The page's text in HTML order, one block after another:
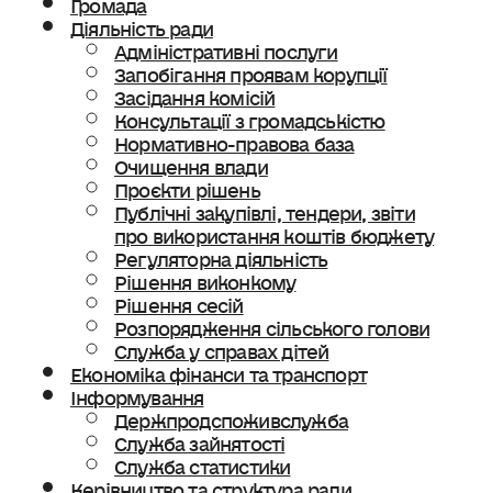
Діяльність ради
Адміністративні послуги
Запобігання проявам корупції
Засідання комісій
Консультації з громадськістю
Нормативно-правова база
Очищення влади
Проєкти рішень
Публічні закупівлі, тендери, звіти
про використання коштів бюджету
Регуляторна діяльність
Рішення виконкому
Рішення сесій
Розпорядження сільського голови
Служба у справах дітей
Економіка фінанси та транспорт
Інформування
Держпродспоживслужба
Служба зайнятості
Служба статистики
Керівництво та структура ради